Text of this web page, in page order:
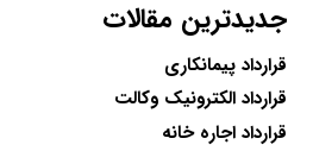
جدیدترین مقالات
قرارداد پیمانکاری
قرارداد الکترونیک وکالت
قرارداد اجاره خانه